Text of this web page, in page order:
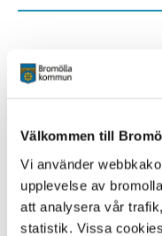
Välkommen till
Vi använder
upplevelse av
att analysera vår
statistik. Vissa
Alla platser